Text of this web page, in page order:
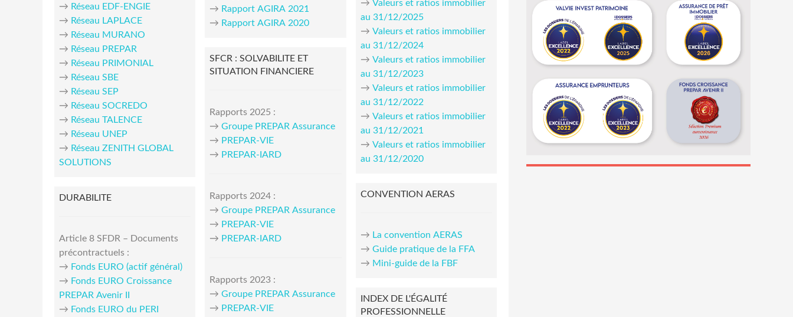
→ Réseau EDF-ENGIE
→ Réseau LAPLACE
→ Réseau MURANO
→ Réseau PREPAR
→ Réseau PRIMONIAL
→ Réseau SBE
→ Réseau SEP
→ Réseau SOCREDO
→ Réseau TALENCE
→ Réseau UNEP
→ Réseau ZENITH GLOBAL
SOLUTIONS
DURABILITE
Article 8 SFDR – Documents
précontractuels :
→ Fonds EURO (actif général)
→ Fonds EURO Croissance
PREPAR Avenir II
→ Fonds EURO du PERI
→ Rapport AGIRA 2021
→ Rapport AGIRA 2020
SFCR : SOLVABILITE ET
SITUATION FINANCIERE
Rapports 2025 :
→Groupe PREPAR Assurance
→ PREPAR-VIE
→ PREPAR-IARD
Rapports 2024 :
→Groupe PREPAR Assurance
→ PREPAR-VIE
→ PREPAR-IARD
Rapports 2023 :
→Groupe PREPAR Assurance
→ PREPAR-VIE
→ Valeurs et ratios immobilier
au 31/12/2025
→ Valeurs et ratios immobilier
au 31/12/2024
→ Valeurs et ratios immobilier
au 31/12/2023
→ Valeurs et ratios immobilier
au 31/12/2022
→ Valeurs et ratios immobilier
au 31/12/2021
→ Valeurs et ratios immobilier
au 31/12/2020
CONVENTION AERAS
→ La convention AERAS
→ Guide pratique de la FFA
→ Mini-guide de la FBF
INDEX DE L'ÉGALITÉ
PROFESSIONNELLE